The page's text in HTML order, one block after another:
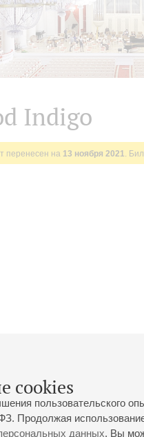
cookies
пользовательского
Продолжая
данных. Вы
Indigo
перенесен на 13 ноября 2021.